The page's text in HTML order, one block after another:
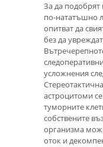
За да подобрят
по-нататъшно
опитват да
без да
усложнения
астроцитоми
туморните
собствените
организма
оток и